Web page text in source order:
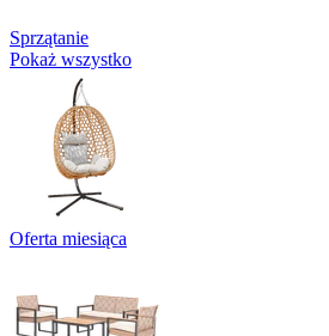
Sprzątanie
Pokaż wszystko
Oferta miesiąca